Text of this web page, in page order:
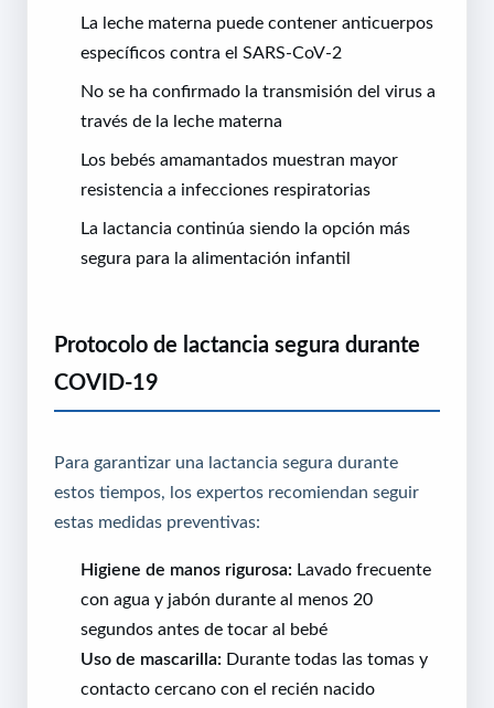
La leche materna puede contener anticuerpos
específicos contra el SARS-CoV-2
No se ha confirmado la transmisión del virus a
través de la leche materna
Los bebés amamantados muestran mayor
resistencia a infecciones respiratorias
La lactancia continúa siendo la opción más
segura para la alimentación infantil
Protocolo de lactancia segura durante
COVID-19
Para garantizar una lactancia segura durante
estos tiempos, los expertos recomiendan seguir
estas medidas preventivas:
Higiene de manos rigurosa: Lavado frecuente
con agua y jabón durante al menos 20
segundos antes de tocar al bebé
Uso de mascarilla: Durante todas las tomas y
contacto cercano con el recién nacido